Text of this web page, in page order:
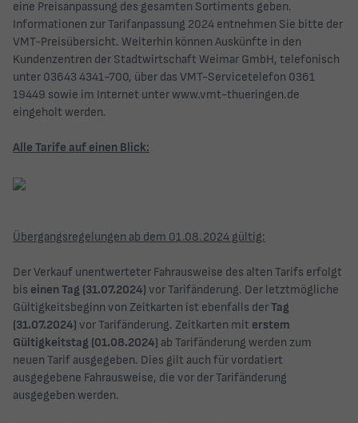
eine Preisanpassung des gesamten Sortiments geben.
Informationen zur Tarifanpassung 2024 entnehmen Sie bitte der
VMT-Preisübersicht. Weiterhin können Auskünfte in den
Kundenzentren der Stadtwirtschaft Weimar GmbH, telefonisch
unter 03643 4341-700, über das VMT-Servicetelefon 0361
19449 sowie im Internet unterwww.vmt-thueringen.de
eingeholt werden.
Alle Tarife auf einen Blick:
Übergangsregelungen ab dem 01.08.2024 gültig:
Der Verkauf unentwerteter Fahrausweise des alten Tarifs erfolgt
bis einen Tag (31.07.2024) vor Tarifänderung. Der letztmögliche
Gültigkeitsbeginn von Zeitkarten ist ebenfalls derTag
(31.07.2024) vor Tarifänderung. Zeitkarten mit erstem
Gültigkeitstag (01.08.2024) ab Tarifänderung werden zum
neuen Tarif ausgegeben. Dies gilt auch für vordatiert
ausgegebene Fahrausweise, die vor der Tarifänderung
ausgegeben werden.